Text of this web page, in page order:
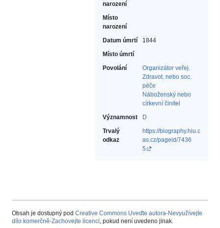
narození
Místo
narození
Datum úmrtí
1844
Místo úmrtí
Povolání
Organizátor veřej.
Zdravot. nebo soc.
péče‎
Náboženský nebo
církevní činitel‎
Významnost
D
Trvalý
odkaz
https://biography.hiu.c
as.cz/pageid/7436
5
Obsah je dostupný pod Creative Commons Uveďte autora-Nevyužívejte
dílo komerčně-Zachovejte licenci, pokud není uvedeno jinak.